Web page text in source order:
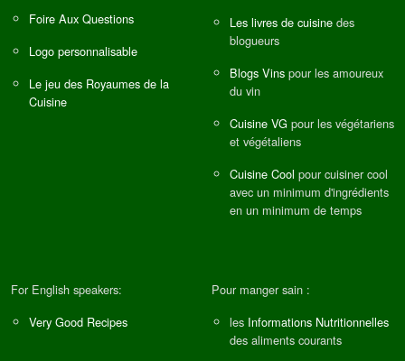
Foire Aux Questions
Logo personnalisable
Le jeu des Royaumes de la
Cuisine
Les livres de cuisine des
blogueurs
Blogs Vins pour les amoureux
du vin
Cuisine VG pour les végétariens
et végétaliens
Cuisine Cool pour cuisiner cool
avec un minimum d'ingrédients
en un minimum de temps
For English speakers:
Very Good Recipes
Pour manger sain :
les Informations Nutritionnelles
des aliments courants